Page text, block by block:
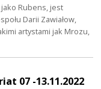
Rubens, jest
Darii Zawiałow,
artystami jak Mrozu,
07 -13.11.2022